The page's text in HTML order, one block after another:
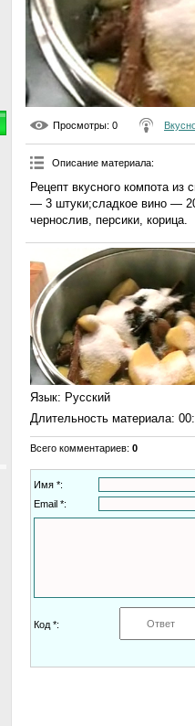
Просмотры: 0
Описание материала:
Рецепт вкусного компота
— 3 штуки;сладкое вино —
чернослив, персики, корица.
Язык: Русский
Длительность материала:
Всего комментариев: 0
Имя *:
Email *:
Код *: